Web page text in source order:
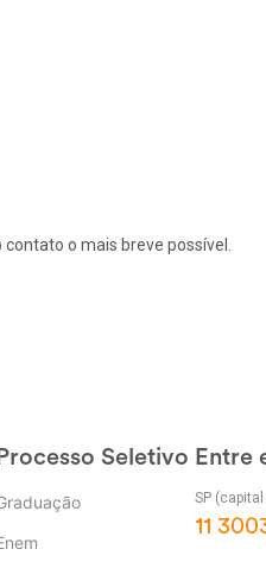
o mais breve possível.
Processo Seletivo Entre
SP
11